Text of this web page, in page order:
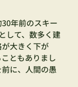
年前のスキー
して、数多く建
大きく下が
ともありまし
に、人間の愚